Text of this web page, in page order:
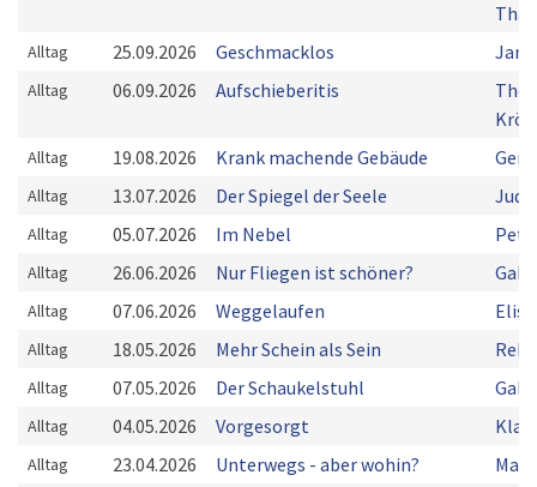
Thai
Alltag 25.09.2026 Geschmacklos Jan
Alltag 06.09.2026 Aufschieberitis
Alltag 19.08.2026 Krank machende Gebäude
Alltag 13.07.2026 Der Spiegel der Seele
Alltag 05.07.2026 Im Nebel
Alltag 26.06.2026 Nur Fliegen ist schöner?
Alltag 07.06.2026 Weggelaufen
Alltag 18.05.2026 Mehr Schein als Sein
Alltag 07.05.2026 Der Schaukelstuhl
Alltag 04.05.2026 Vorgesorgt
Alltag 23.04.2026 Unterwegs - aber wohin?